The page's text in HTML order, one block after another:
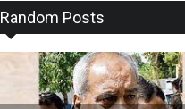
Random Posts